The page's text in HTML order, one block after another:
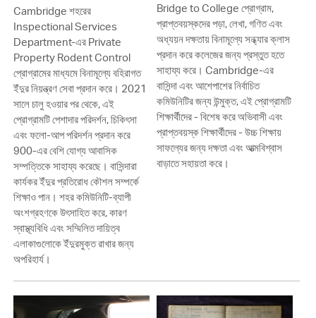
Cambridge শহরের
Inspectional Services
Department-এর Private
Property Rodent Control
প্রোগ্রামের মাধ্যমে বিনামূল্যে বহিরাগত
ইঁদুর নিয়ন্ত্রণ সেবা প্রদান করে। 2021
সালে চালু হওয়ার পর থেকে, এই
প্রোগ্রামটি পেশাদার পরিদর্শন, চিকিৎসা
এবং ফলো-আপ পরিদর্শন প্রদান করে
900-এর বেশি যোগ্য আবাসিক
সম্পত্তিকে সাহায্য করেছে। বাসিন্দারা
কার্যকর ইঁদুর প্রতিরোধ কৌশল সম্পর্কে
শিক্ষাও পান। শহর কমিউনিটি-ব্যাপী
অংশগ্রহণকে উৎসাহিত করে, কারণ
স্বাস্থ্যবিধি এবং সম্মিলিত দায়িত্ব
এলাকাগুলোকে ইঁদুরমুক্ত রাখার জন্য
অপরিহার্য।
Bridge to College প্রোগ্রাম,
প্রাপ্তবয়স্কদের পড়া, লেখা, গণিত এবং
অধ্যয়ন দক্ষতায় বিনামূল্যে সন্ধ্যার ক্লাস
প্রদান করে কলেজের জন্য প্রস্তুত হতে
সাহায্য করে। Cambridge-এর
বাসিন্দা এবং আশেপাশের নির্বাচিত
কমিউনিটির জন্য উন্মুক্ত, এই প্রোগ্রামটি
শিক্ষার্থীদের - বিশেষ করে অভিবাসী এবং
প্রাপ্তবয়স্ক শিক্ষার্থীদের - উচ্চ শিক্ষায়
সাফল্যের জন্য দক্ষতা এবং আত্মবিশ্বাস
বাড়াতে সহায়তা করে।